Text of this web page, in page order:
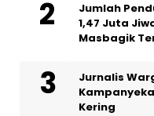
Jumlah
1,47 Juta
Masbagik
Jurnalis
Kering